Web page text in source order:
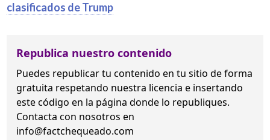
clasificados de Trump
Republica nuestro contenido
Puedes republicar tu contenido en tu sitio de forma
gratuita respetando nuestra licencia e insertando
este código en la página donde lo republiques.
Contacta con nosotros en
info@factchequeado.com